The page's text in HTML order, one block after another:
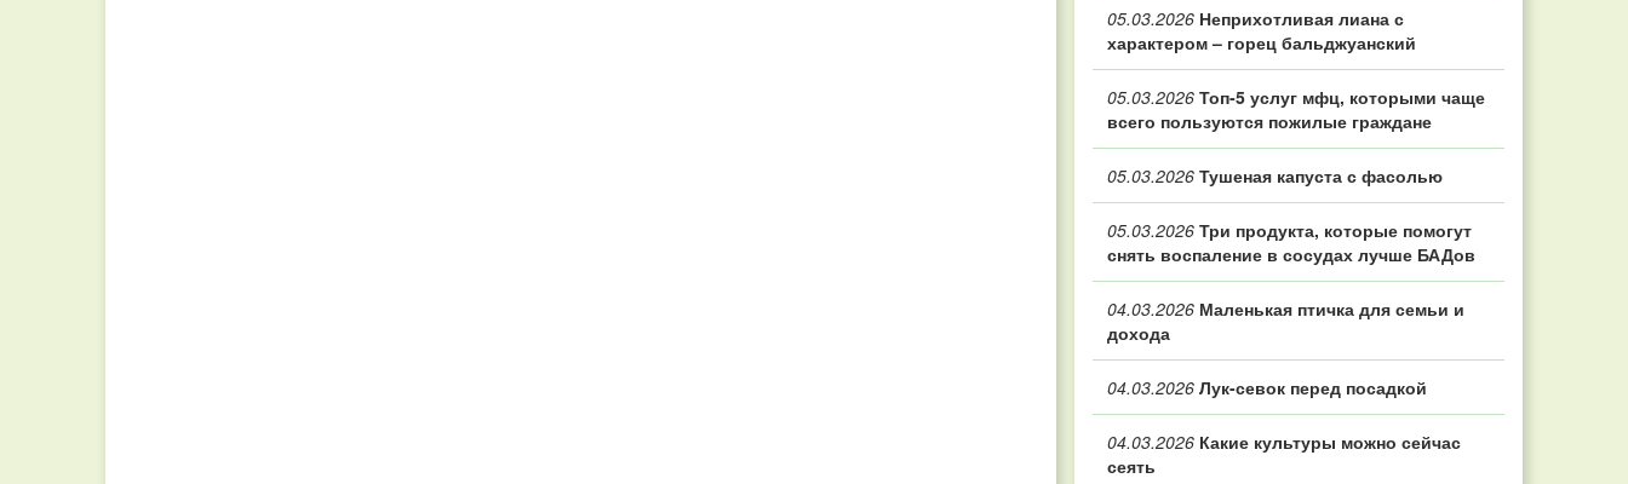
05.03.2026 Неприхотливая лиана с
характером – горец бальджуанский
05.03.2026 Топ‑5 услуг мфц, которыми чаще
всего пользуются пожилые граждане
05.03.2026 Тушеная капуста с фасолью
05.03.2026 Три продукта, которые помогут
снять воспаление в сосудах лучше БАДов
04.03.2026 Маленькая птичка для семьи и
дохода
04.03.2026 Лук-севок перед посадкой
04.03.2026 Какие культуры можно сейчас
сеять